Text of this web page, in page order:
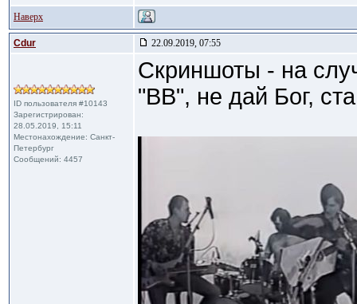
Наверх
Cdur 22.09.2019, 07:55
ID пользователя #10143
Зарегистрирован:
28.05.2019, 15:11
Местонахождение: Санкт-
Петербург
Сообщений: 4457
Скриншоты - на
"ВВ", не дай Бог,